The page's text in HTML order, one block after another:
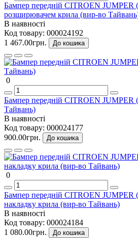
Бампер передній CITROEN JUMPER
розширювачем крила (вир-во
В наявності
Код товару: 000024192
1 467.00грн.
До кошика
0
Бампер передній CITROEN JUMPER
Тайвань)
В наявності
Код товару: 000024177
900.00грн.
До кошика
0
Бампер передній CITROEN JUMPER
накладку крила (вир-во Тайвань)
В наявності
Код товару: 000024184
1 080.00грн.
До кошика